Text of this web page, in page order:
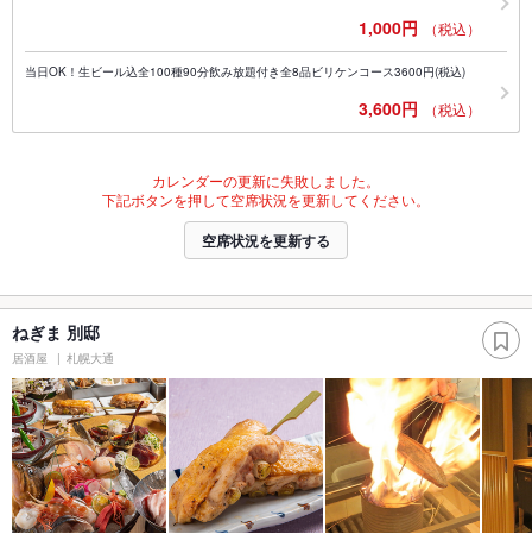
1,000円 （税込）
当日OK！生ビール込全100種90分飲み放題付き全8品ビリケンコース3600円(税込)
3,600円 （税込）
カレンダーの更新に失敗しました。
下記ボタンを押して空席状況を更新してください。
空席状況を更新する
ねぎま 別邸
居酒屋 札幌大通